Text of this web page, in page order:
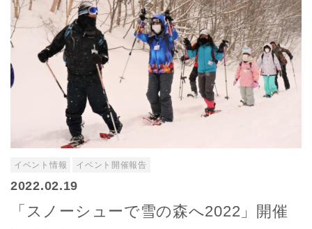
イベント情報 イベント開催報告
2022.02.19
「スノーシューで雪の森へ2022」開催